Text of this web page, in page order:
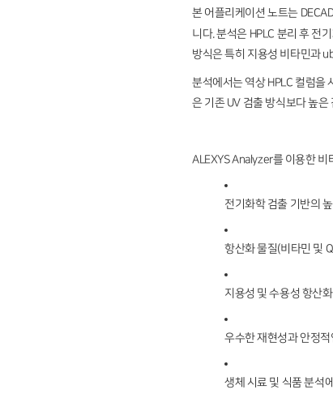
본 어플리케이션 노트는
니다. 분석은 HPLC 분리 후 전
방식은 특히 지용성 비타민과
분석에서는 역상 HPLC 컬럼을
은 기존 UV 검출 방식보다 높
ALEXYS Analyzer를 이용한 비
전기화학 검출 기반의
항산화 물질(비타민 및
지용성 및 수용성 항산
우수한 재현성과 안정적
생체 시료 및 식품 분석